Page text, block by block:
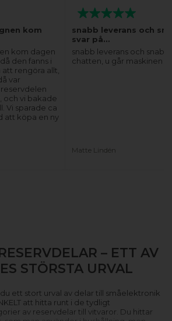
kom
kom dagen
den fanns i
rengöra allt,
var
och vi bakade
Vi sparade ca
att köpa en ny
snabb leverans och
svar på…
snabb leverans och
chatten, u går maskinen
Matte Lindén
– ETT AV
STÖRSTA URVAL
ett stort urval av delar till småelektronik
att hitta runt i de tydligt
av reservdelar till vitvaror. Du hittar